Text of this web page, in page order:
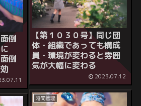
【第１０３０号】同じ団
体・組織であっても構成
員・環境が変わると雰囲
気が大幅に変わる
2023.07.12
倒
倒
時間管理